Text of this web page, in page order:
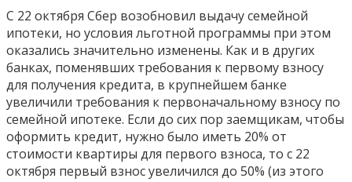
С 22 октября Сбер возобновил выдачу семейной
ипотеки, но условия льготной программы при этом
оказались значительно изменены. Как и в других
банках, поменявших требования к первому взносу
для получения кредита, в крупнейшем банке
увеличили требования к первоначальному взносу по
семейной ипотеке. Если до сих пор заемщикам, чтобы
оформить кредит, нужно было иметь 20% от
стоимости квартиры для первого взноса, то с 22
октября первый взнос увеличился до 50% (из этого